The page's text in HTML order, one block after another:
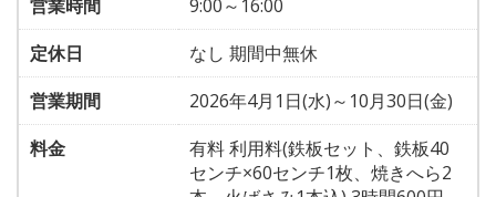
営業時間
9:00～16:00
定休日
なし 期間中無休
営業期間
2026年4月1日(水)～10月30日(金)
料金
有料 利用料(鉄板セット、鉄板40
センチ×60センチ1枚、焼きへら2